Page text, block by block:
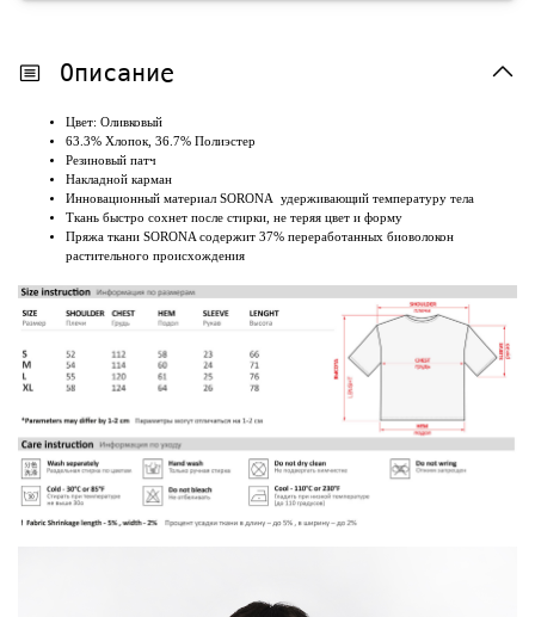
Описание
Цвет: Оливковый
63.3% Хлопок, 36.7% Полиэстер
Резиновый патч
Накладной карман
Инновационный материал SORONA удерживающий температуру тела
Ткань быстро сохнет после стирки, не теряя цвет и форму
Пряжа ткани SORONA содержит 37% переработанных биоволокон
растительного происхождения